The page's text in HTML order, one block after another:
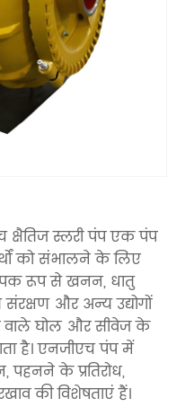
क्षैतिज स्लरी पंप एक पंप
को संभालने के लिए
रूप से खनन, धातु
संरक्षण और अन्य उद्योगों
वाले घोल और सीवेज के
है। एनजीएच पंप में
पहनने के प्रतिरोध,
की विशेषताएं हैं।